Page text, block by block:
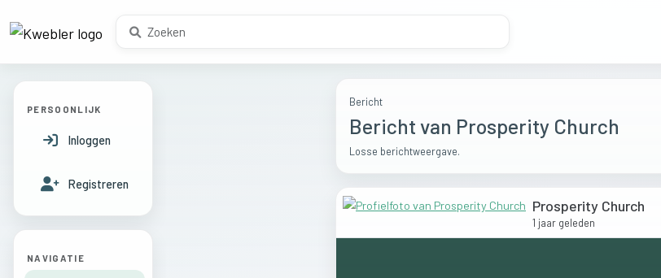
Bericht
Bericht van Prosperity Church
Losse berichtweergave.
Prosperity Church
1 jaar geleden
PERSOONLIJK
Inloggen
Registreren
NAVIGATIE